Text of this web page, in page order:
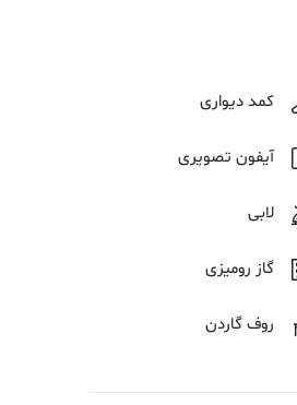
کمد دیواری
آیفون تصویری
لابی
گاز رومیزی
روف گاردن